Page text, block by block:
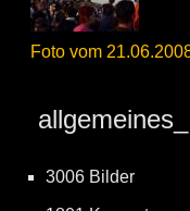
Foto vom
allgemeines_
3006 Bilder